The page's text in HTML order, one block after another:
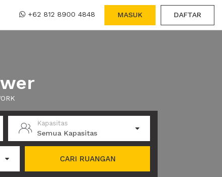
+62 812 8900 4848 MASUK DAFTAR
Kapasitas
Semua Kapasitas
CARI RUANGAN